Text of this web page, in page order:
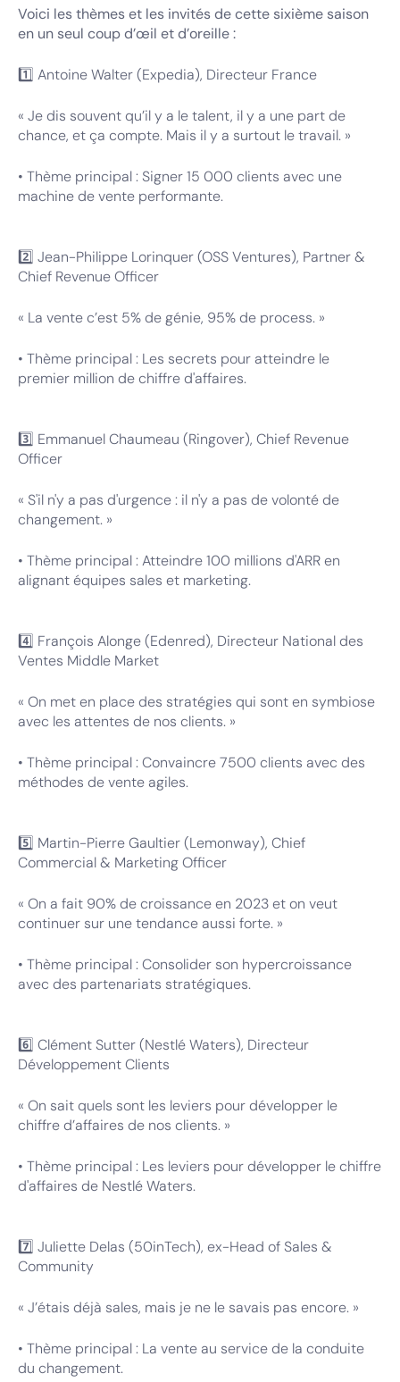
Voici les thèmes et les invités de cette sixième saison
en un seul coup d’œil et d’oreille :
1️⃣ Antoine Walter (Expedia), Directeur France
« Je dis souvent qu’il y a le talent, il y a une part de
chance, et ça compte. Mais il y a surtout le travail. »
• Thème principal : Signer 15 000 clients avec une
machine de vente performante.
2️⃣ Jean-Philippe Lorinquer (OSS Ventures), Partner &
Chief Revenue Officer
« La vente c’est 5% de génie, 95% de process. »
• Thème principal : Les secrets pour atteindre le
premier million de chiffre d'affaires.
3️⃣ Emmanuel Chaumeau (Ringover), Chief Revenue
Officer
« S'il n'y a pas d'urgence : il n'y a pas de volonté de
changement. »
• Thème principal : Atteindre 100 millions d'ARR en
alignant équipes sales et marketing.
4️⃣ François Alonge (Edenred), Directeur National des
Ventes Middle Market
« On met en place des stratégies qui sont en symbiose
avec les attentes de nos clients. »
• Thème principal : Convaincre 7500 clients avec des
méthodes de vente agiles.
5️⃣ Martin-Pierre Gaultier (Lemonway), Chief
Commercial & Marketing Officer
« On a fait 90% de croissance en 2023 et on veut
continuer sur une tendance aussi forte. »
• Thème principal : Consolider son hypercroissance
avec des partenariats stratégiques.
6️⃣ Clément Sutter (Nestlé Waters), Directeur
Développement Clients
« On sait quels sont les leviers pour développer le
chiffre d’affaires de nos clients. »
• Thème principal : Les leviers pour développer le chiffre
d'affaires de Nestlé Waters.
7️⃣ Juliette Delas (50inTech), ex-Head of Sales &
Community
« J’étais déjà sales, mais je ne le savais pas encore. »
• Thème principal : La vente au service de la conduite
du changement.